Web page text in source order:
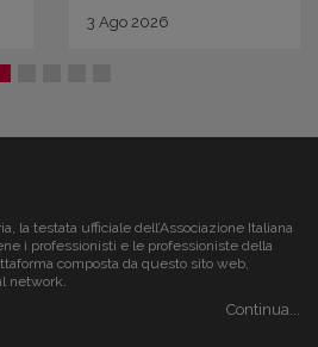
3 Ago 2026
la testata ufficiale dell’Associazione Italiana
i professionisti e le professioniste della
composta da questo sito web,
network.
Continua...